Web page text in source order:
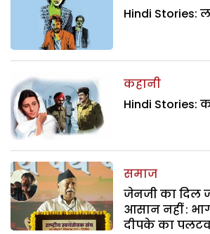
Hindi Stories:
कहानी
Hindi Stories:
समाज
जेनजी का दिल
आसान नहीं :
दीपके का